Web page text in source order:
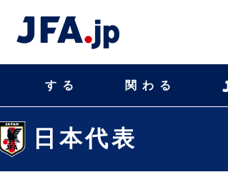
する 関わる
日本代表